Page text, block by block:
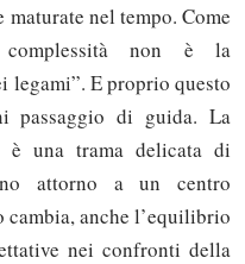
nel tempo. Come
non è la
legami”. E proprio questo
passaggio di guida. La
è una trama delicata di
attorno a un centro
anche l’equilibrio
nei confronti della